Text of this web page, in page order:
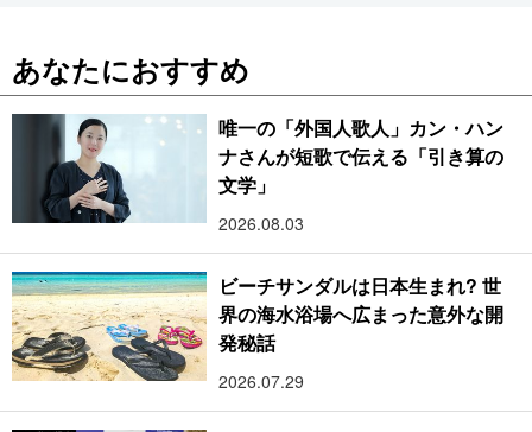
あなたにおすすめ
唯一の「外国人歌人」カン・ハン
ナさんが短歌で伝える「引き算の
文学」
2026.08.03
ビーチサンダルは日本生まれ? 世
界の海水浴場へ広まった意外な開
発秘話
2026.07.29